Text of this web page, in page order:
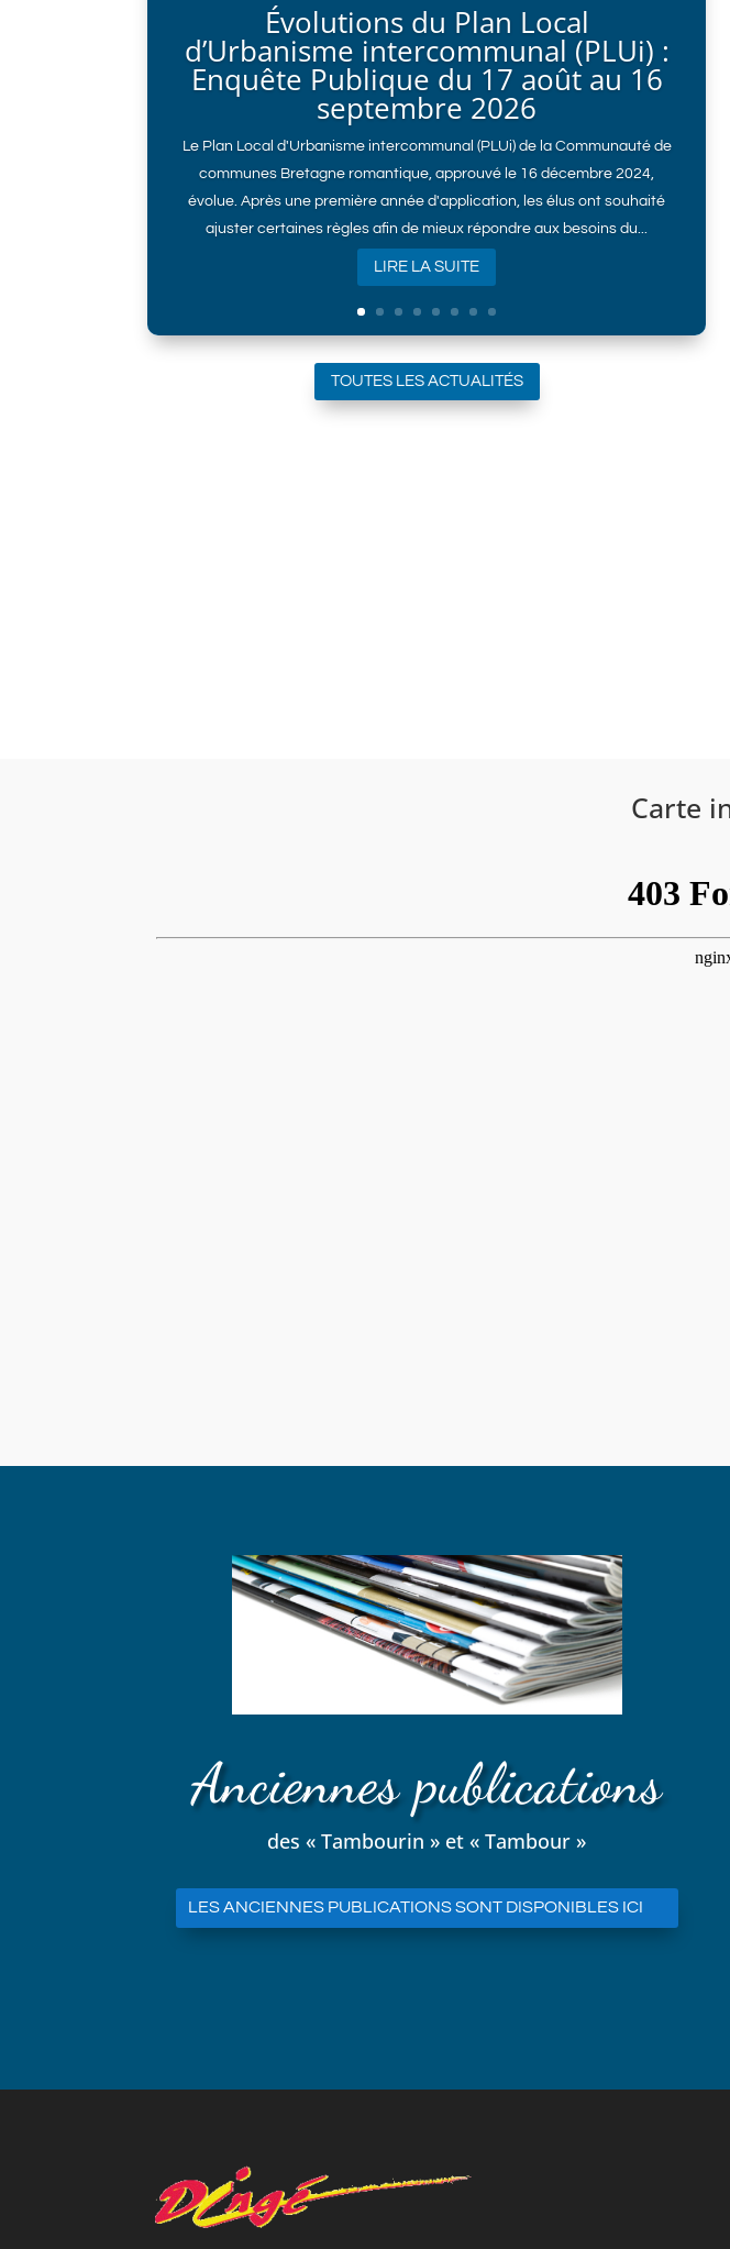
Évolutions du Plan Local
d’Urbanisme intercommunal (PLUi) :
Enquête Publique du 17 août au 16
septembre 2026
Le Plan Local d'Urbanisme intercommunal (PLUi) de la Communauté de
communes Bretagne romantique, approuvé le 16 décembre 2024,
évolue. Après une première année d'application, les élus ont souhaité
ajuster certaines règles afin de mieux répondre aux besoins du...
LIRE LA SUITE
TOUTES LES ACTUALITÉS
Carte
Anciennes publications
des « Tambourin » et « Tambour »
LES ANCIENNES PUBLICATIONS SONT DISPONIBLES ICI